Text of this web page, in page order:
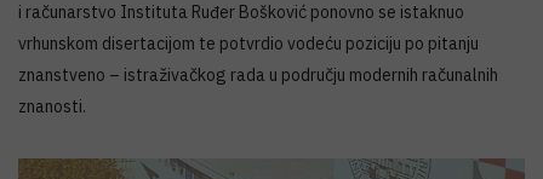
i računarstvo Instituta Ruđer Bošković ponovno se istaknuo
vrhunskom disertacijom te potvrdio vodeću poziciju po pitanju
znanstveno – istraživačkog rada u području modernih računalnih
znanosti.